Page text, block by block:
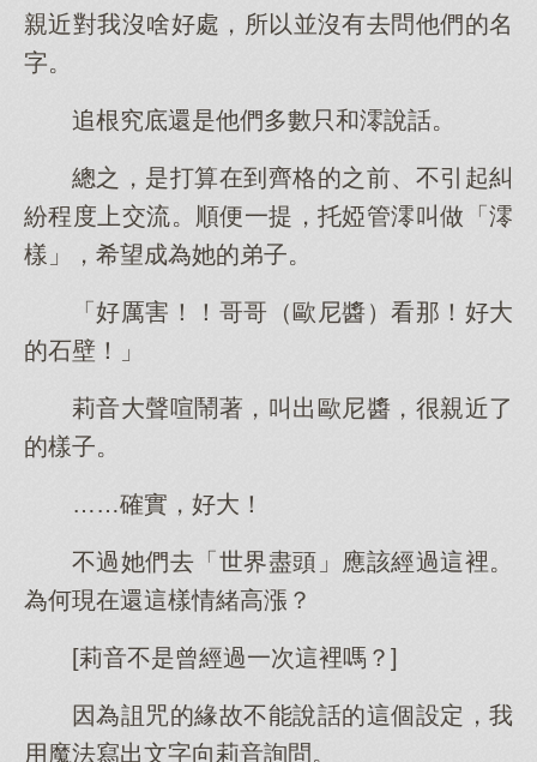
親近對我沒啥好處，所以並沒有去問他們的名
字。
追根究底還是他們多數只和澪說話。
總之，是打算在到齊格的之前、不引起糾
紛程度上交流。順便一提，托婭管澪叫做「澪
樣」，希望成為她的弟子。
「好厲害！！哥哥（歐尼醬）看那！好大
的石壁！」
莉音大聲喧鬧著，叫出歐尼醬，很親近了
的樣子。
……確實，好大！
不過她們去「世界盡頭」應該經過這裡。
為何現在還這樣情緒高漲？
[莉音不是曾經過一次這裡嗎？]
因為詛咒的緣故不能說話的這個設定，我
用魔法寫出文字向莉音詢問。